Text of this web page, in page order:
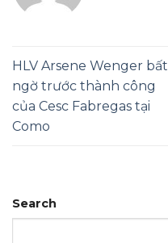
HLV Arsene Wenger bất
ngờ trước thành công
của Cesc Fabregas tại
Como
Search